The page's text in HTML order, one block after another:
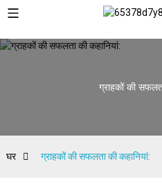
ग्राहकों की
घर ग्राहकों की सफलता की कहानियां: